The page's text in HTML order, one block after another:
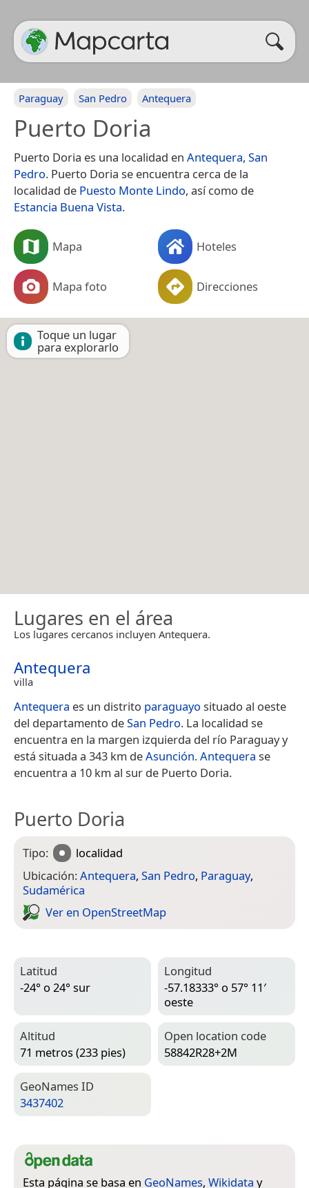
Paraguay San Pedro Antequera
Puerto Doria
Puerto Doria es una localidad en Antequera, San
Pedro. Puerto Doria se encuentra cerca de la
localidad de Puesto Monte Lindo, así como de
Estancia Buena Vista.
Mapa Hoteles
Mapa foto Direcciones
Toque un lugar
para explorarlo
Lugares en el área
Los lugares cercanos incluyen Antequera.
Antequera
villa
Antequera es un distrito paraguayo situado al oeste
del departamento deSan Pedro. La localidad se
encuentra en la margen izquierda del río Paraguay y
está situada a 343 km deAsunción.Antequera se
encuentra a 10 km al sur de Puerto Doria.
Puerto Doria
Tipo:
localidad
Ubicación:Antequera, San Pedro, Paraguay,
Sudamérica
Ver en Open­Street­Map
Latitud
-24° o 24° sur
Longitud
-57.18333° o 57° 11′
oeste
Altitud
71 metros (233 pies)
Open location code
58842R28+2M
Geo­Names ID
3437402
Esta página se basa en GeoNames, Wikidata y